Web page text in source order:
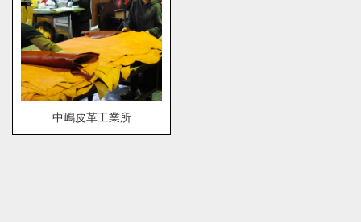
中嶋皮革工業所